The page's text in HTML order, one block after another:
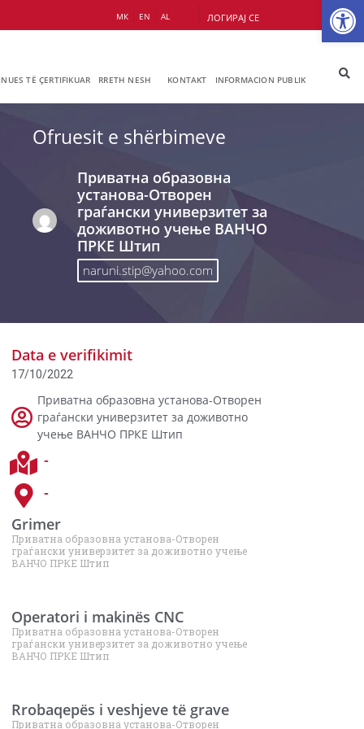
МК EN AL ЛОГИРАЈ СЕ
TË ÇERTIFIKUAR RRETH NESH KONTAKT INFORMACION PUBLIK
Ofruesit e shërbimeve
Приватна образовна
установа-Отворен
граѓански универзитет за
доживотно учење ВАНЧО
ПРКЕ Штип
naruni.stip@yahoo.com
Data e verifikimit
17/10/2022
Приватна образовна установа-Отворен
граѓански универзитет за доживотно
учење ВАНЧО ПРКЕ Штип
-
-
Grimer
Приватна образовна установа-Отворен
граѓански универзитет за доживотно учење
ВАНЧО ПРКЕ Штип
Operatori i makinës CNC
Приватна образовна установа-Отворен
граѓански универзитет за доживотно учење
ВАНЧО ПРКЕ Штип
Rrobaqepës i veshjeve të grave
Приватна образовна установа-Отворен